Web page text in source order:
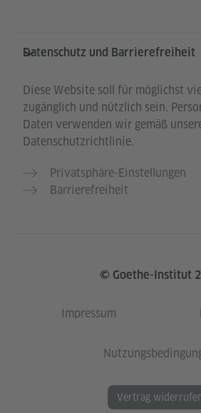
Datenschutz und Barrierefreiheit
Diese Website soll für möglichst
zugänglich und nützlich sein.
Daten verwenden wir gemäß
Datenschutzrichtlinie.
Privatsphäre-Einstellungen
Barrierefreiheit
© Goethe-Institut
Impressum
Vertrag